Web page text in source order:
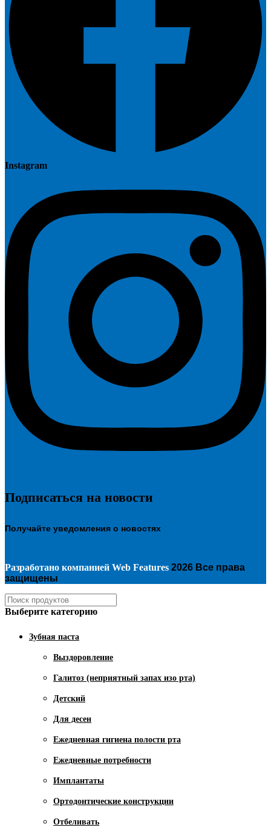
Instagram
Подписаться на новости
Получайте уведомления о новостях
Разработано компанией Web Features 2026 Все права
защищены
Выберите категорию
Зубная паста
Выздоровление
Галитоз (неприятный запах изо рта)
Детский
Для десен
Ежедневная гигиена полости рта
Ежедневные потребности
Имплантаты
Ортодонтические конструкции
Отбеливать